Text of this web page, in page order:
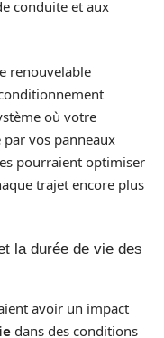
conduite et aux
renouvelable
où votre
vos panneaux
pourraient optimiser
trajet encore plus
la durée de vie des
avoir un impact
dans des conditions